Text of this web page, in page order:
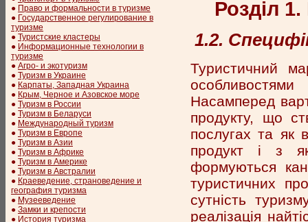
● Право и формальности в туризме
● Государственное регулирование в
туризме
● Туристские кластеры
● Информационные технологии в
туризме
● Агро- и экотуризм
● Туризм в Украине
● Карпаты, Западная Украина
● Крым, Черное и Азовское море
● Туризм в России
● Туризм в Беларуси
● Международный туризм
● Туризм в Европе
● Туризм в Азии
● Туризм в Африке
● Туризм в Америке
● Туризм в Австралии
● Краеведение, страноведение и
география туризма
● Музееведение
● Замки и крепости
● История туризма
Розділ
1.2.
Туристичний
особливостями
Насамперед
продукту, що
послугах та як
продукт і з
формуються
туристичних
сутність
реалізація